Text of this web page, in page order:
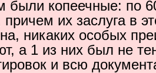
были копеечные: по
их заслуга в
никаких особых
а 1 из них был не
и всю